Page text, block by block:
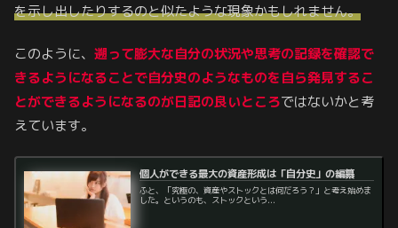
を示し出したりするのと似たような現象かもしれません。
このように、 遡って膨大な自分の状況や思考の記録を確認で
きるようになることで自分史のようなものを自ら発見するこ
とができるようになるのが日記の良いところではないかと考
えています。
個人ができる最大の資産形成は「自分史」の編纂
ふと、「究極の、資産やストックとは何だろう？」と考え始めま
した。というのも、ストックという...